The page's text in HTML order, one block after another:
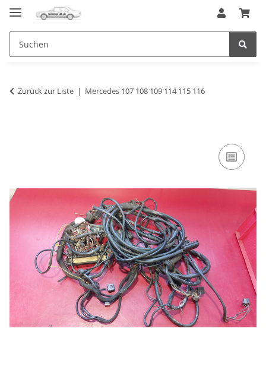
Zurück zur Liste Mercedes 107 108 109 114 115 116